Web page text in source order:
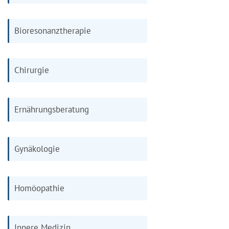
Bioresonanztherapie
Chirurgie
Ernährungsberatung
Gynäkologie
Homöopathie